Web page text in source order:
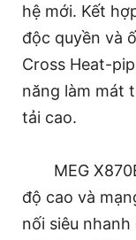
hệ mới. Kết
độc quyền và
Cross Heat-
năng làm mát
tải cao.
MEG
độ cao và
nối siêu